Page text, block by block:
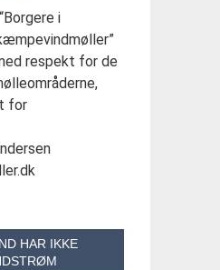
i
respekt for de
for
HAR IKKE